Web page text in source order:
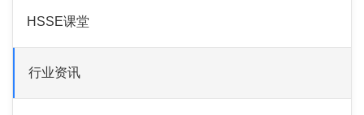
HSSE课堂
行业资讯